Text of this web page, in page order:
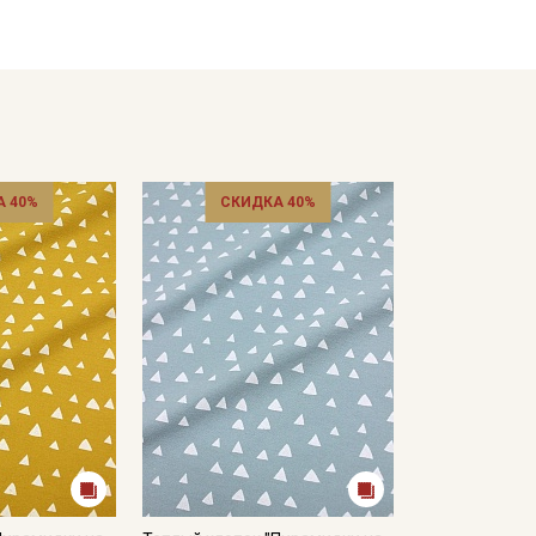
40% СКИДКА 40%